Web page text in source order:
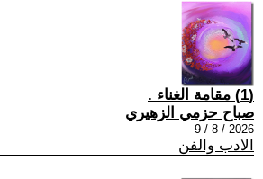
(1) مقامة الغناء .
صباح حزمي الزهيري
2026 / 8 / 9
الادب والفن